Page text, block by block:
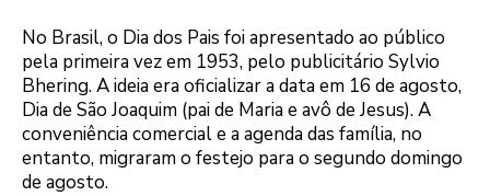
No Brasil, o Dia dos Pais foi apresentado ao público
pela primeira vez em 1953, pelo publicitário Sylvio
Bhering. A ideia era oficializar a data em 16 de agosto,
Dia de São Joaquim (pai de Maria e avô de Jesus). A
conveniência comercial e a agenda das família, no
entanto, migraram o festejo para o segundo domingo
de agosto.